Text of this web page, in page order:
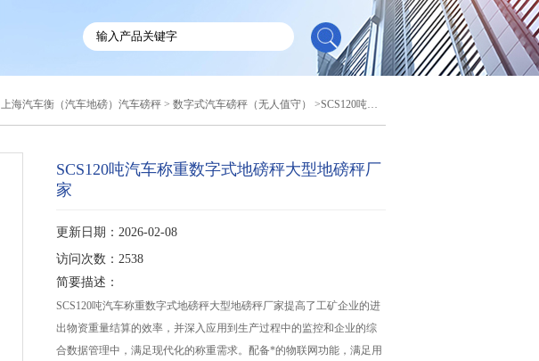
上海汽车衡（汽车地磅）汽车磅秤 > 数字式汽车磅秤（无人值守） >SCS120吨汽车称重数字式地磅秤大型地磅秤厂家
SCS120吨汽车称重数字式地磅秤大型地磅秤厂
家
更新日期：2026-02-08
访问次数：2538
简要描述：
SCS120吨汽车称重数字式地磅秤大型地磅秤厂家提高了工矿企业的进
出物资重量结算的效率，并深入应用到生产过程中的监控和企业的综
合数据管理中，满足现代化的称重需求。配备*的物联网功能，满足用